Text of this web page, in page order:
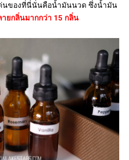
ด่นของที่นี่นั่นคือน้ำมันนวด ซึ่งน้ำมัน
ายกลิ่นมากกว่า 15 กลิ่น